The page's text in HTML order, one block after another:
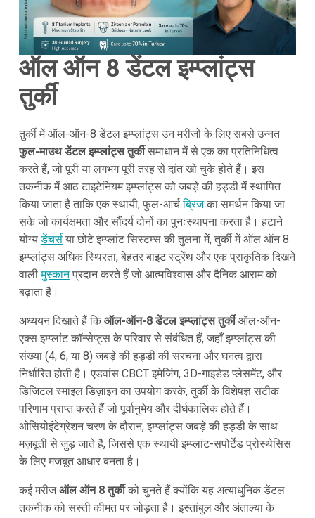
ऑल ऑन 8 डेंटल इम्प्लांट्स
तुर्की
तुर्की में ऑल-ऑन-8 डेंटल इम्प्लांट्स उन मरीजों के लिए सबसे उन्नत
फुल-माउथ डेंटल इम्प्लांट्स तुर्कीसमाधान में से एक का प्रतिनिधित्व
करते हैं, जो पूरी या लगभग पूरी तरह से दांत खो चुके होते हैं। इस
तकनीक में आठ टाइटेनियम इम्प्लांट्स को जबड़े की हड्डी में स्थापित
किया जाता है ताकि एक स्थायी, फुल-आर्चब्रिजका समर्थन किया जा
सके जो कार्यक्षमता और सौंदर्य दोनों का पुनःस्थापना करता है। हटाने
योग्यडेंचर्सया छोटे इम्प्लांट सिस्टम्स की तुलना में, तुर्की में ऑल ऑन 8
इम्प्लांट्स अधिक स्थिरता, बेहतर बाइट स्ट्रेंथ और एक प्राकृतिक दिखने
वालीमुस्कानप्रदान करते हैं जो आत्मविश्वास और दैनिक आराम को
बढ़ाता है।
अध्ययन दिखाते हैं कि ऑल-ऑन-8 डेंटल इम्प्लांट्स तुर्कीऑल-ऑन-
एक्स इम्प्लांट कॉन्सेप्ट्स के परिवार से संबंधित हैं, जहाँ इम्प्लांट्स की
संख्या (4, 6, या 8) जबड़े की हड्डी की संरचना और घनत्व द्वारा
निर्धारित होती है। एडवांस CBCT इमेजिंग, 3D-गाइडेड प्लेसमेंट, और
डिजिटल स्माइल डिज़ाइन का उपयोग करके, तुर्की के विशेषज्ञ सटीक
परिणाम प्राप्त करते हैं जो पूर्वानुमेय और दीर्घकालिक होते हैं।
ओसियोइंटेग्रेशन चरण के दौरान, इम्प्लांट्स जबड़े की हड्डी के साथ
मज़बूती से जुड़ जाते हैं, जिससे एक स्थायी इम्प्लांट-सपोर्टेड प्रोस्थेसिस
के लिए मजबूत आधार बनता है।
कई मरीजऑल ऑन 8 तुर्कीको चुनते हैं क्योंकि यह अत्याधुनिक डेंटल
तकनीक को सस्ती कीमत पर जोड़ता है। इस्तांबुल और अंताल्या के